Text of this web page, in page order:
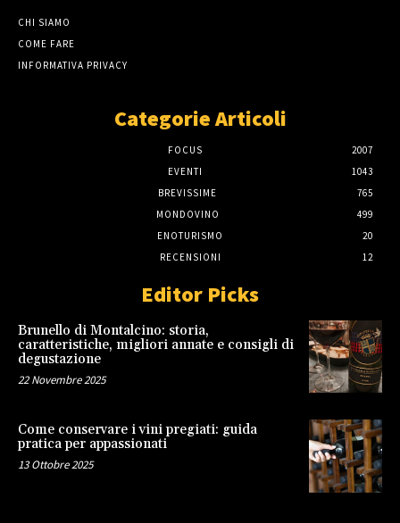
CHI SIAMO
COME FARE
INFORMATIVA PRIVACY
Categorie Articoli
FOCUS
2007
EVENTI
1043
BREVISSIME
765
MONDOVINO
499
ENOTURISMO
20
RECENSIONI
12
Editor Picks
Brunello di Montalcino: storia,
caratteristiche, migliori annate e consigli di
degustazione
22 Novembre 2025
Come conservare i vini pregiati: guida
pratica per appassionati
13 Ottobre 2025